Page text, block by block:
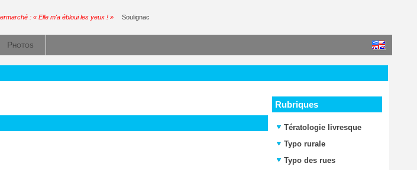
: « Elle m'a ébloui les yeux ! » Soulignac
Photos
Rubriques
Tératologie livresque
Typo rurale
Typo des rues